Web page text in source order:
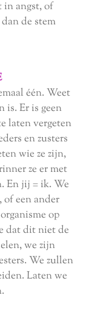
in angst, of
de stem
één. Weet
is. Er is geen
laten vergeten
en zusters
wie ze zijn,
ze er met
En jij = ik. We
een ander
op
dat dit niet de
we zijn
We zullen
Laten we